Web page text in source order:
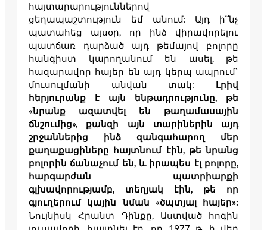
հայտարարություններով
ցեղապաշտություն եմ անում: Այդ ի՞նչ
պատահեց այսօր, որ ինձ վիրավորելու
պատճառ դարձած այդ թեմայով բոլորը
հանգիստ կարողանում են ասել, թե
հազարավոր հայեր են այդ կերպ ապրում`
մուսուլմանի անվան տակ: Լրիվ
հերյուրանք է այն ենթադրությունը, թե
«նրանք ազատվել են թաղամասային
ճնշումից», քանզի այն տարիներին այդ
շրջաններից ինձ զանգահարող մեր
քաղաքացիները հայտնում էին, թե նրանց
բոլորին ճանաչում են, և իրապես էլ բոլորը,
հարգարժան պատրիարքի
գլխավորությամբ, տեղյակ էին, թե որ
գյուղերում կային նման «ծպտյալ հայեր»:
Նույնիսկ Հրանտ Դինքը, Աստված հոգին